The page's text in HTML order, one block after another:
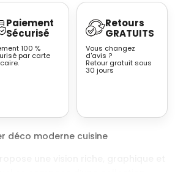
Paiement
Sécurisé
100 %
par carte
Retours
GRATUITS
Vous changez
d'avis ?
Retour gratuit sous
30 jours
déco moderne cuisine